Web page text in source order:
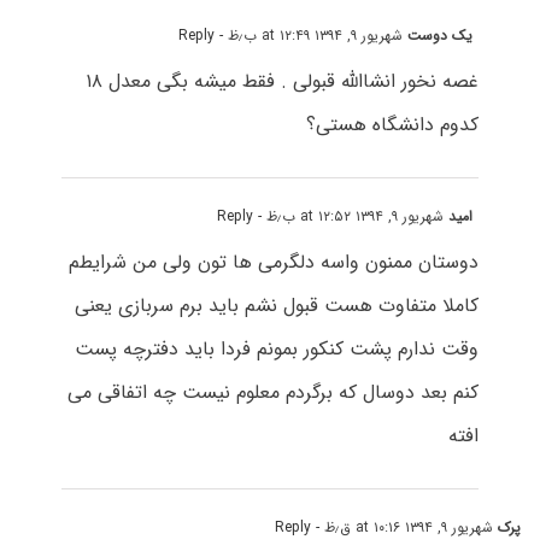
یک دوستشهریور ۹, ۱۳۹۴ at ۱۲:۴۹ ب٫ظ - Reply
غصه نخور انشاالله قبولی . فقط میشه بگی معدل ۱۸
کدوم دانشگاه هستی؟
امیدشهریور ۹, ۱۳۹۴ at ۱۲:۵۲ ب٫ظ - Reply
دوستان ممنون واسه دلگرمی ها تون ولی من شرایطم
کاملا متفاوت هست قبول نشم باید برم سربازی یعنی
وقت ندارم پشت کنکور بمونم فردا باید دفترچه پست
کنم بعد دوسال که برگردم معلوم نیست چه اتفاقی می
افته
پرکشهریور ۹, ۱۳۹۴ at ۱۰:۱۶ ق٫ظ - Reply